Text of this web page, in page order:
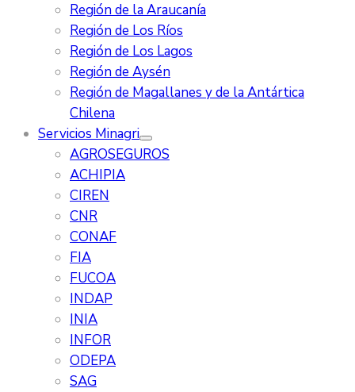
Región de la Araucanía
Región de Los Ríos
Región de Los Lagos
Región de Aysén
Región de Magallanes y de la Antártica
Chilena
Servicios Minagri
AGROSEGUROS
ACHIPIA
CIREN
CNR
CONAF
FIA
FUCOA
INDAP
INIA
INFOR
ODEPA
SAG